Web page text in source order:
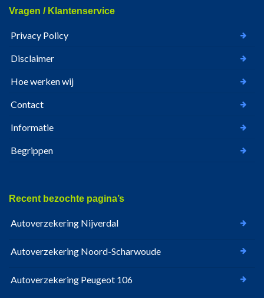
Vragen / Klantenservice
Privacy Policy
Disclaimer
Hoe werken wij
Contact
Informatie
Begrippen
Recent bezochte pagina’s
Autoverzekering Nijverdal
Autoverzekering Noord-Scharwoude
Autoverzekering Peugeot 106